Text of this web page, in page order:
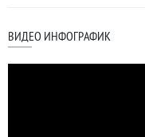
ВИДЕО ИНФОГРАФИК